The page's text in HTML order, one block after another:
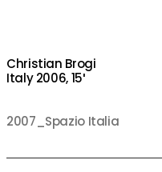
Christian Brogi
Italy 2006, 15′
2007_Spazio Italia